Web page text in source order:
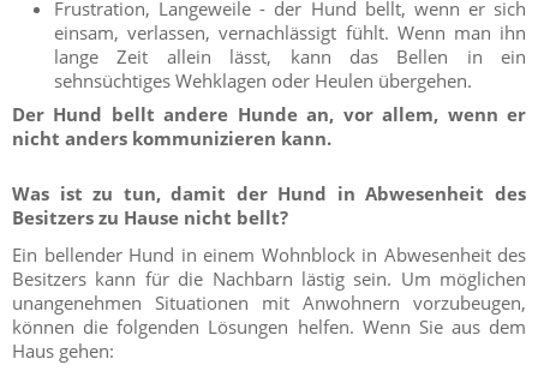
Frustration, Langeweile - der Hund bellt, wenn er sich
einsam, verlassen, vernachlässigt fühlt. Wenn man ihn
lange Zeit allein lässt, kann das Bellen in ein
sehnsüchtiges Wehklagen oder Heulen übergehen.
Der Hund bellt andere Hunde an, vor allem, wenn er
nicht anders kommunizieren kann.
Was ist zu tun, damit der Hund in Abwesenheit des
Besitzers zu Hause nicht bellt?
Ein bellender Hund in einem Wohnblock in Abwesenheit des
Besitzers kann für die Nachbarn lästig sein. Um möglichen
unangenehmen Situationen mit Anwohnern vorzubeugen,
können die folgenden Lösungen helfen. Wenn Sie aus dem
Haus gehen: